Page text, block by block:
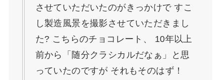
させていただいたのがきっかけで すこ
し製造風景を撮影させていただきまし
た? こちらのチョコレート、 10年以上
前から「随分クラシカルだなぁ」と思
っていたのですが それもそのはず！